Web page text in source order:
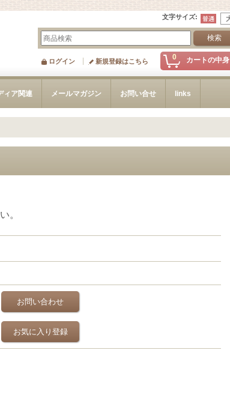
文字サイズ:
0 カートの中身
ログイン 新規登録はこちら
ィア関連 メールマガジン お問い合せ links
。
お問い合わせ
お気に入り登録